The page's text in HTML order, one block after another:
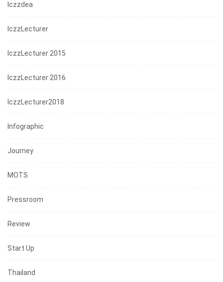
Iczzdea
IczzLecturer
IczzLecturer 2015
IczzLecturer 2016
IczzLecturer2018
Infographic
Journey
MOTS
Pressroom
Review
Start Up
Thailand